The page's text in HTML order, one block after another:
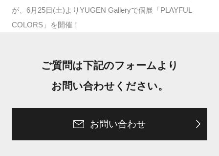
が、6月25日(土)よりYUGEN Galleryで個展「PLAYFUL
COLORS」を開催！
ご質問は下記のフォームより
お問い合わせください。
お問い合わせ